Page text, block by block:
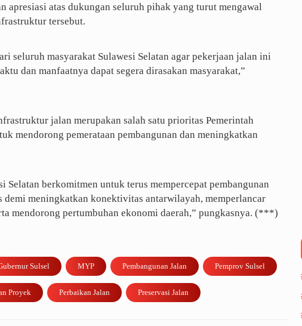
apresiasi atas dukungan seluruh pihak yang turut mengawal
tersebut.
seluruh masyarakat Sulawesi Selatan agar pekerjaan jalan ini
dan manfaatnya dapat segera dirasakan masyarakat,”
jalan merupakan salah satu prioritas Pemerintah
mendorong pemerataan pembangunan dan meningkatkan
Selatan berkomitmen untuk terus mempercepat pembangunan
meningkatkan konektivitas antarwilayah, memperlancar
mendorong pertumbuhan ekonomi daerah,” pungkasnya. (***)
Sulsel MYP Pembangunan Jalan Pemprov Sulsel
Proyek Perbaikan Jalan Preservasi Jalan